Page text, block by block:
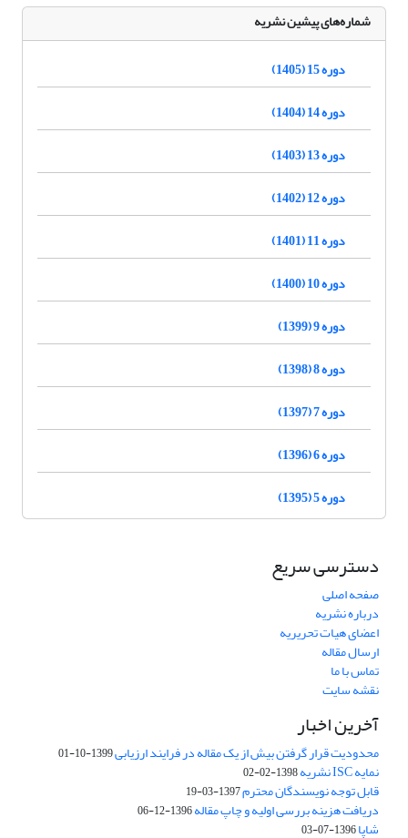
شماره‌های پیشین نشریه
دوره 15 (1405)
دوره 14 (1404)
دوره 13 (1403)
دوره 12 (1402)
دوره 11 (1401)
دوره 10 (1400)
دوره 9 (1399)
دوره 8 (1398)
دوره 7 (1397)
دوره 6 (1396)
دوره 5 (1395)
دسترسی سریع
صفحه اصلی
درباره نشریه
اعضای هیات تحریریه
ارسال مقاله
تماس با ما
نقشه سایت
آخرین اخبار
محدودیت قرار گرفتن بیش از یک مقاله در فرایند ارزیابی1399-10-01
نمایه ISC نشریه 1398-02-02
قابل توجه نویسندگان محترم1397-03-19
دریافت هزینه بررسی اولیه و چاپ مقاله1396-12-06
شاپا1396-07-03